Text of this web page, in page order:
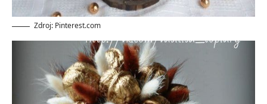
Zdroj: Pinterest.com